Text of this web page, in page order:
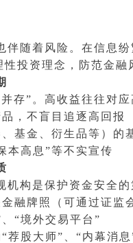
随着风险。在信息
投资理念，防范金融
存”。高收益往往对
，不盲目追逐高回报
基金、衍生品等）的
本高息”等不实宣传
构是保护资金安全的
融牌照（可通过证监
“境外交易平台”
荐股大师”、“内幕消息